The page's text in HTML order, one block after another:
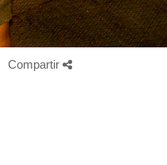
Compartir